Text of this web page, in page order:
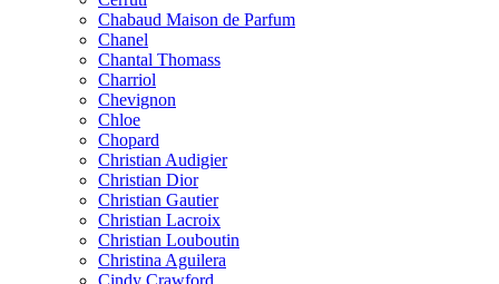
Chabaud Maison de Parfum
Chanel
Chantal Thomass
Charriol
Chevignon
Chloe
Chopard
Christian Audigier
Christian Dior
Christian Gautier
Christian Lacroix
Christian Louboutin
Christina Aguilera
Cindy Crawford